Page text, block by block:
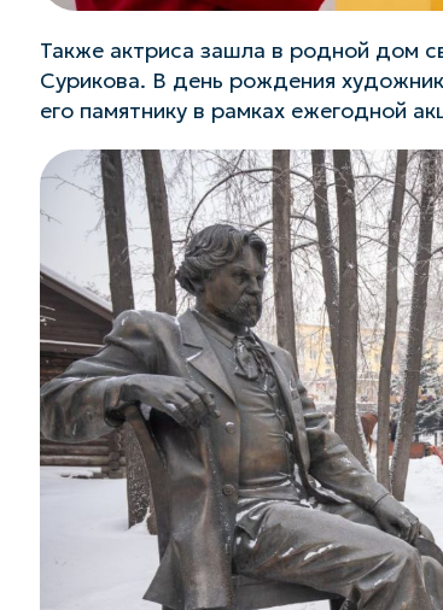
Также актриса зашла в родной дом
Сурикова. В день рождения
его памятнику в рамках ежегодной